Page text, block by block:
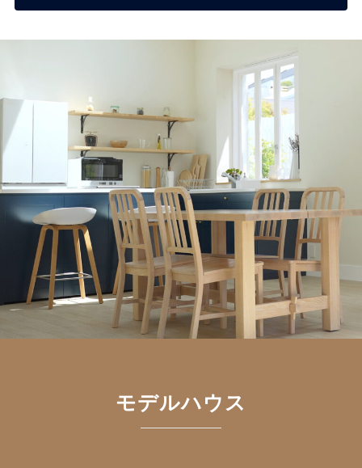
モデルハウス